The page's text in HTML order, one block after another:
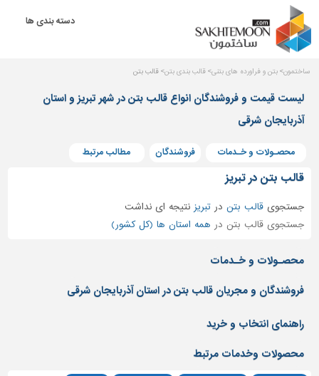
دسته بندی ها
دکوراسیون
داخلی
بتن
فراورده
های
بتنی
درب
پنجره
مصالح
ساختمانی
نرده
و
حفاظ
دیوارپوش،
و
ساختمون بتن و فراورده های بتنی قالب بندی بتن قالب بتن
لیست قیمت و فروشندگان انواع قالب بتن در شهر تبریز و استان
آذربایجان شرقی
محصـولات و خـدمات فروشندگان مطالب مرتبط
قالب بتن در تبریز
جستجویقالب بتن درتبریز نتیجه ای نداشت
جستجوی قالب بتن در همه استان ها (کل کشور)
محصـولات و خـدمات
فروشندگان و مجریان قالب بتن در استان آذربایجان شرقی
راهنمای انتخاب و خرید
محصولات وخدمات مرتبط